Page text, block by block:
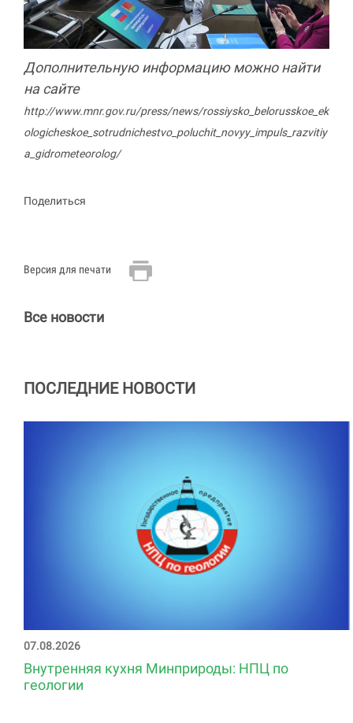
Дополнительную информацию можно найти
на сайте
http://www.mnr.gov.ru/press/news/rossiysko_belorusskoe_ek
ologicheskoe_sotrudnichestvo_poluchit_novyy_impuls_razvitiy
a_gidrometeorolog/
Поделиться
Версия для печати
Все новости
ПОСЛЕДНИЕ НОВОСТИ
07.08.2026
Внутренняя кухня Минприроды: НПЦ по
геологии